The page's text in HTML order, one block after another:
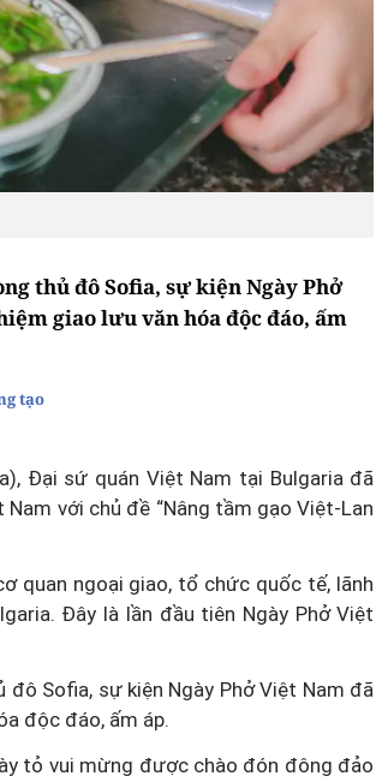
thủ đô Sofia, sự kiện Ngày Phở
giao lưu văn hóa độc đáo, ấm
tạo
Đại sứ quán Việt Nam tại Bulgaria đã
với chủ đề “Nâng tầm gạo Việt-Lan
quan ngoại giao, tổ chức quốc tế, lãnh
Đây là lần đầu tiên Ngày Phở Việt
Sofia, sự kiện Ngày Phở Việt Nam đã
độc đáo, ấm áp.
tỏ vui mừng được chào đón đông đảo